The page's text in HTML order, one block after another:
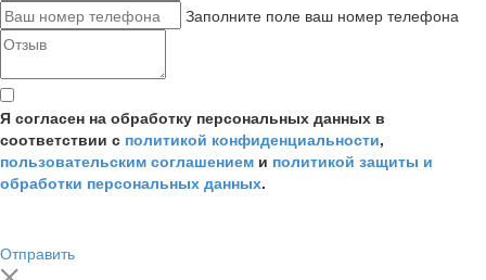
Заполните поле ваш номер телефона
Я согласен на обработку персональных данных в
соответствии с политикой конфиденциальности,
пользовательским соглашением и политикой защиты и
обработки персональных данных.
Отправить